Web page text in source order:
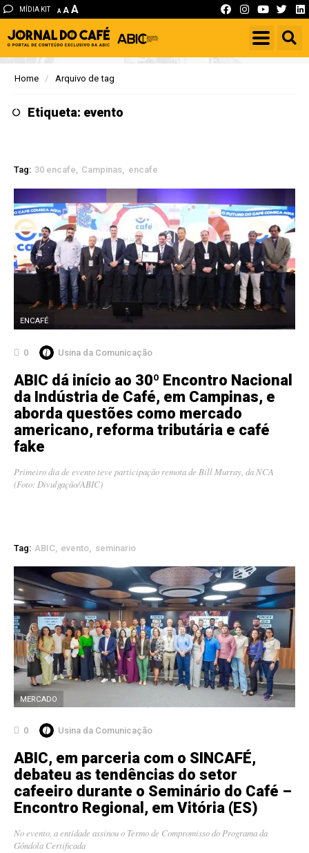
MÍDIA KIT A A A
Home Arquivo de tag
Etiqueta: evento
Tag: 30 encafe Campinas encafe
ENCAFÉ
0 Usina da Comunicação
ABIC dá início ao 30º Encontro Nacional
da Indústria de Café, em Campinas, e
aborda questões como mercado
americano, reforma tributária e café
fake
Primeiro dia de evento teve participação remota de Bill Murray, da NCA
(Foto: Divulgação/ABIC)
Tag: ABIC evento seminario
MERCADO
0 Usina da Comunicação
ABIC, em parceria com o SINCAFÉ,
debateu as tendências do setor
cafeeiro durante o Seminário do Café –
Encontro Regional, em Vitória (ES)
No evento, a entidade assinou o Termo de Compromisso do Programa da
Gôndola Certificada